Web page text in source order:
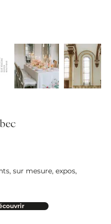
sur mesure, expos,